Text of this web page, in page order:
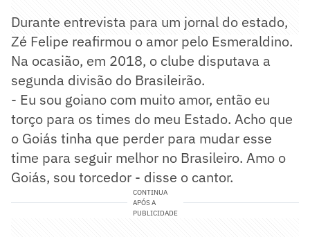
Durante entrevista para um jornal do estado,
Zé Felipe reafirmou o amor pelo Esmeraldino.
Na ocasião, em 2018, o clube disputava a
segunda divisão do Brasileirão.
- Eu sou goiano com muito amor, então eu
torço para os times do meu Estado. Acho que
o Goiás tinha que perder para mudar esse
time para seguir melhor no Brasileiro. Amo o
Goiás, sou torcedor - disse o cantor.
CONTINUA
APÓS A
PUBLICIDADE